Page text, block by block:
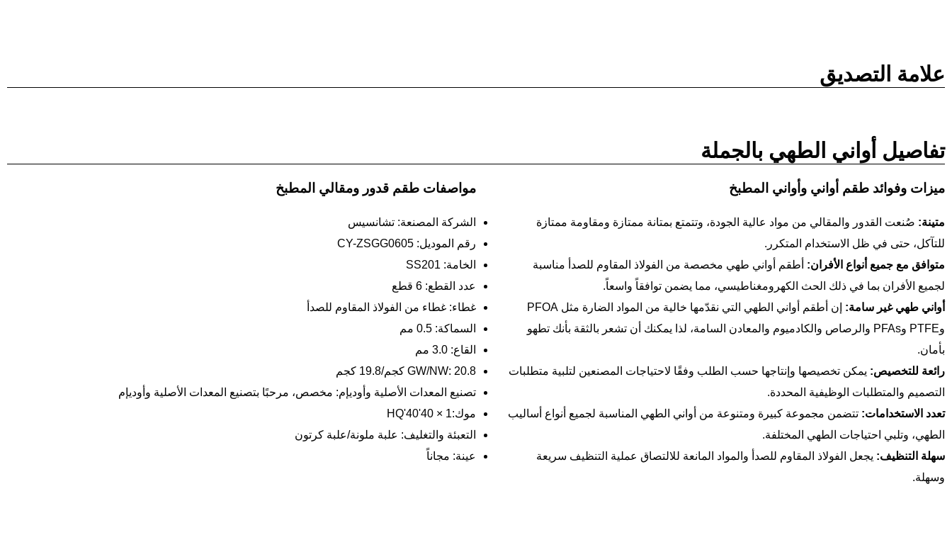
علامة التصديق
تفاصيل أواني الطهي بالجملة
ميزات وفوائد طقم أواني وأواني المطبخ
متينة: صُنعت القدور والمقالي من مواد عالية الجودة، وتتمتع بمتانة ممتازة ومقاومة ممتازة
للتآكل، حتى في ظل الاستخدام المتكرر.
متوافق مع جميع أنواع الأفران: أطقم أواني طهي مخصصة من الفولاذ المقاوم للصدأ مناسبة
لجميع الأفران بما في ذلك الحث الكهرومغناطيسي، مما يضمن توافقاً واسعاً.
أواني طهي غير سامة:
إن أطقم أواني الطهي التي نقدّمها خالية من المواد الضارة مثل PFOA
وPTFE وPFAs والرصاص والكادميوم والمعادن السامة، لذا يمكنك أن تشعر بالثقة بأنك تطهو
بأمان.
رائعة للتخصيص: يمكن تخصيصها وإنتاجها حسب الطلب وفقًا لاحتياجات المصنعين لتلبية متطلبات
التصميم والمتطلبات الوظيفية المحددة.
تعدد الاستخدامات: تتضمن مجموعة كبيرة ومتنوعة من أواني الطهي المناسبة لجميع أنواع أساليب
الطهي، وتلبي احتياجات الطهي المختلفة.
سهلة التنظيف: يجعل الفولاذ المقاوم للصدأ والمواد المانعة للالتصاق عملية التنظيف سريعة
وسهلة.
مواصفات طقم قدور ومقالي المطبخ
الشركة المصنعة: تشانسيس
رقم الموديل: CY-ZSGG0605
الخامة: SS201
عدد القطع: 6 قطع
غطاء: غطاء من الفولاذ المقاوم للصدأ
السماكة: 0.5 مم
القاع: 3.0 مم
GW/NW: 20.8 كجم/19.8 كجم
تصنيع المعدات الأصلية وأوديإم: مخصص، مرحبًا بتصنيع المعدات الأصلية وأوديإم
موك:1 × 40'40'HQ
التعبئة والتغليف: علبة ملونة/علبة كرتون
عينة: مجاناً